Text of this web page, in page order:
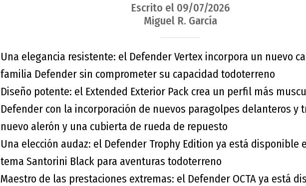
Escrito el 09/07/2026
Miguel R. García
Una elegancia resistente: el Defender Vertex incorpora un nuevo
familia Defender sin comprometer su capacidad todoterreno
Diseño potente: el Extended Exterior Pack crea un perfil más
Defender con la incorporación de nuevos paragolpes delanteros y
nuevo alerón y una cubierta de rueda de repuesto
Una elección audaz: el Defender Trophy Edition ya está disponible
tema Santorini Black para aventuras todoterreno
Maestro de las prestaciones extremas: el Defender OCTA ya está